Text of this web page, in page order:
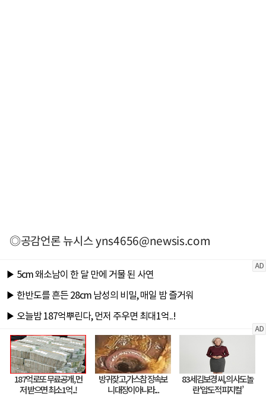
◎공감언론 뉴시스yns4656@newsis.com